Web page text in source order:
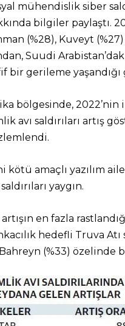
mühendislik siber
bilgiler paylaştı.
(%28), Kuveyt
Suudi
bir gerileme
bölgesinde, 2022’nin
avı saldırıları artış
kötü amaçlı yazılım
yaygın.
en fazla
hedefli Truva Atı
(%33) özelinde